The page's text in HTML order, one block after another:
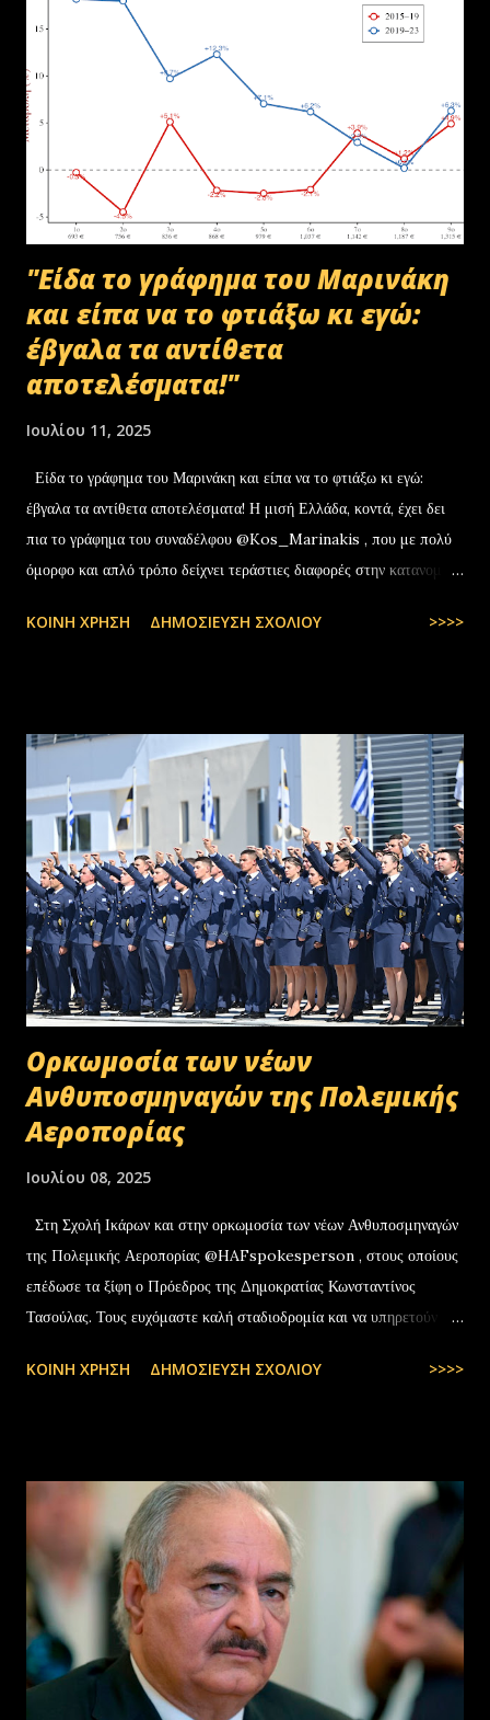
"Είδα το γράφημα του Μαρινάκη
και είπα να το φτιάξω κι εγώ:
έβγαλα τα αντίθετα
αποτελέσματα!"
Ιουλίου 11, 2025
Είδα το γράφημα του Μαρινάκη και είπα να το φτιάξω κι εγώ:
έβγαλα τα αντίθετα αποτελέσματα! Η μισή Ελλάδα, κοντά, έχει δει
πια το γράφημα του συναδέλφου @Kos_Marinakis , που με πολύ
όμορφο και απλό τρόπο δείχνει τεράστιες διαφορές στην κατανομή
— Stefanos Tyros (@StefanosTyros) July 11, 2025
ΚΟΙΝΉ ΧΡΉΣΗ ΔΗΜΟΣΊΕΥΣΗ ΣΧΟΛΊΟΥ >>>>
Oρκωμοσία των νέων
Ανθυποσμηναγών της Πολεμικής
Αεροπορίας
Ιουλίου 08, 2025
Στη Σχολή Ικάρων και στην ορκωμοσία των νέων Ανθυποσμηναγών
της Πολεμικής Αεροπορίας @HAFspokesperson , στους οποίους
επέδωσε τα ξίφη ο Πρόεδρος της Δημοκρατίας Κωνσταντίνος
Τασούλας. Τους ευχόμαστε καλή σταδιοδρομία και να υπηρετούν με
pic.twitter.com/t6bNFBH5Ce — Nikos Dendias
ΚΟΙΝΉ ΧΡΉΣΗ ΔΗΜΟΣΊΕΥΣΗ ΣΧΟΛΊΟΥ >>>>